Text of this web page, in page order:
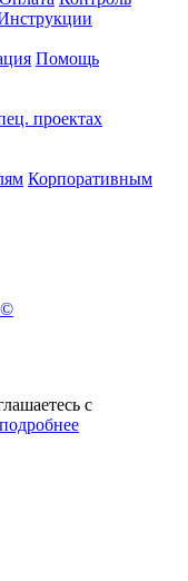
Помощь
проектах
Корпоративным
©
с